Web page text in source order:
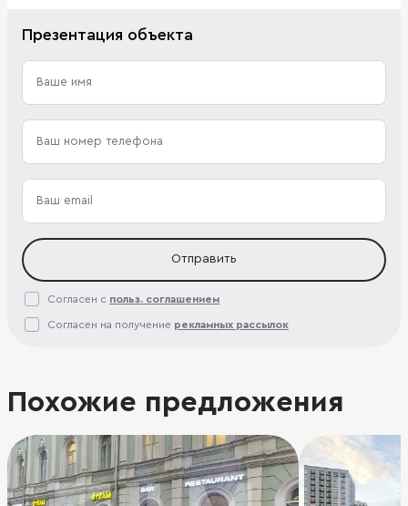
Презентация объекта
Отправить
Согласен с польз. соглашением
Согласен на получение рекламных рассылок
Похожие предложения